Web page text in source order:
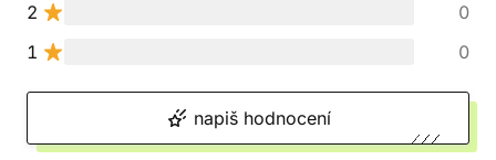
2
0
1
0
napiš hodnocení